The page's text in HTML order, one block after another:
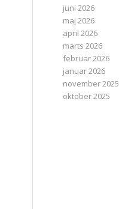
juni 2026
maj 2026
april 2026
marts 2026
februar 2026
januar 2026
november 2025
oktober 2025